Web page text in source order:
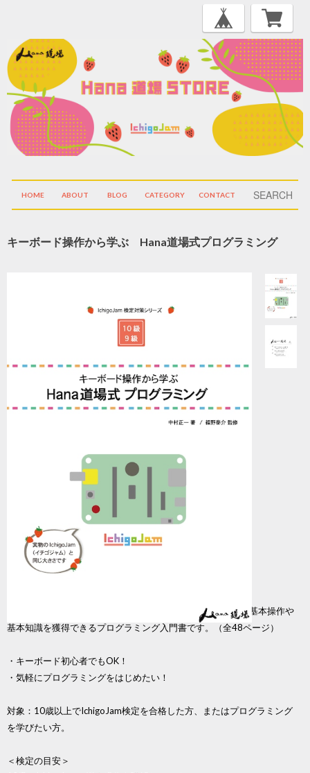
HOME ABOUT BLOG CATEGORY CONTACT
キーボード操作から学ぶ Hana道場式プログラミング
IchigoJam検定の10級・9級の範囲を対象としたIchigoJamの基本操作や
基本知識を獲得できるプログラミング入門書です。（全48ページ）
・キーボード初心者でもOK！
・気軽にプログラミングをはじめたい！
対象：10歳以上でIchigoJam検定を合格した方、またはプログラミング
を学びたい方。
＜検定の目安＞